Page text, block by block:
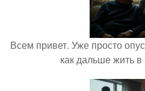
Всем привет. Уже просто
как дальше жить в